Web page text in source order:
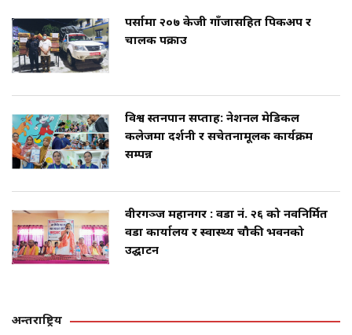
पर्सामा २०७ केजी गाँजासहित पिकअप र
चालक पक्राउ
विश्व स्तनपान सप्ताह: नेशनल मेडिकल
कलेजमा प्रदर्शनी र सचेतनामूलक कार्यक्रम
सम्पन्न
वीरगञ्ज महानगर : वडा नं. २६ को नवनिर्मित
वडा कार्यालय र स्वास्थ्य चौकी भवनको
उद्घाटन
अन्तराष्ट्रिय